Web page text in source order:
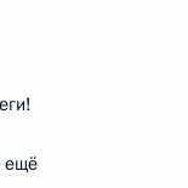
ещё